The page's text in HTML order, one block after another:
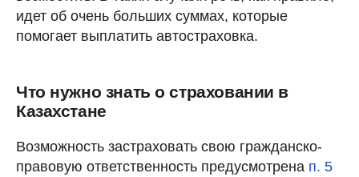
идет об очень больших суммах, которые
помогает выплатить автостраховка.
Что нужно знать о страховании в
Казахстане
Возможность застраховать свою гражданско-
правовую ответственность предусмотрена п. 5